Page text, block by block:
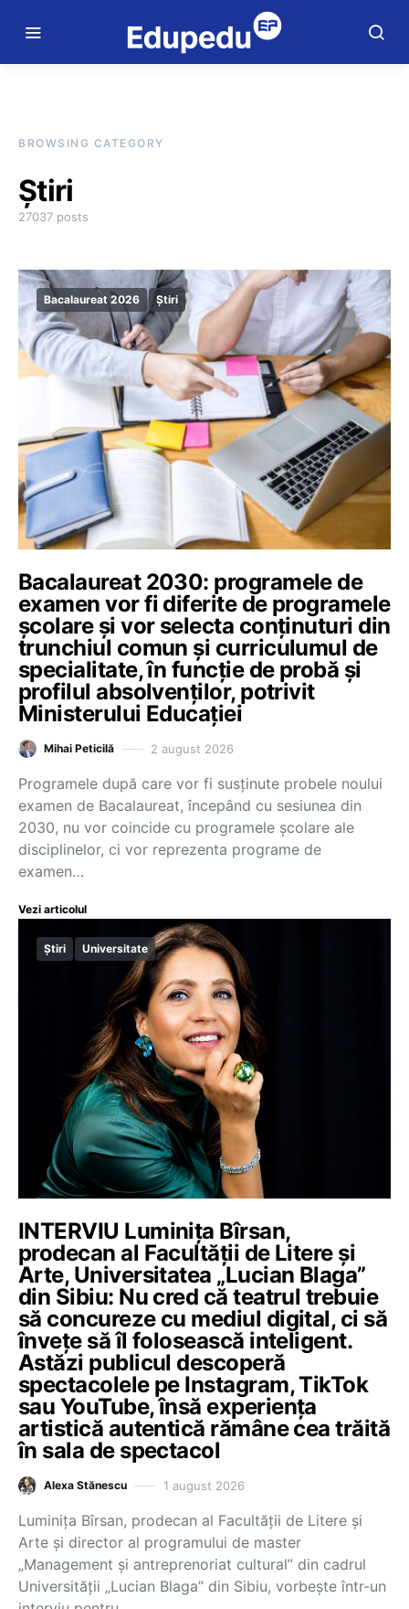
BROWSING CATEGORY
Știri
27037 posts
Bacalaureat 2026 Știri
Bacalaureat 2030: programele de
examen vor fi diferite de programele
școlare și vor selecta conținuturi din
trunchiul comun și curriculumul de
specialitate, în funcție de probă și
profilul absolvenților, potrivit
Ministerului Educației
Mihai Peticilă 2 august 2026
Programele după care vor fi susținute probele noului
examen de Bacalaureat, începând cu sesiunea din
2030, nu vor coincide cu programele școlare ale
disciplinelor, ci vor reprezenta programe de
examen…
Vezi articolul
Știri Universitate
INTERVIU Luminița Bîrsan,
prodecan al Facultății de Litere și
Arte, Universitatea „Lucian Blaga”
din Sibiu: Nu cred că teatrul trebuie
să concureze cu mediul digital, ci să
învețe să îl folosească inteligent.
Astăzi publicul descoperă
spectacolele pe Instagram, TikTok
sau YouTube, însă experiența
artistică autentică rămâne cea trăită
în sala de spectacol
Alexa Stănescu 1 august 2026
Luminița Bîrsan, prodecan al Facultății de Litere și
Arte și director al programului de master
„Management și antreprenoriat cultural” din cadrul
Universității „Lucian Blaga” din Sibiu, vorbește într-un